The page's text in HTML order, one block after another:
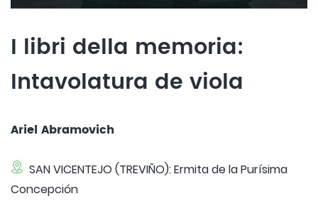
I libri della memoria:
Intavolatura de viola
Ariel Abramovich
SAN VICENTEJO (TREVIÑO): Ermita de la Purísima
Concepción